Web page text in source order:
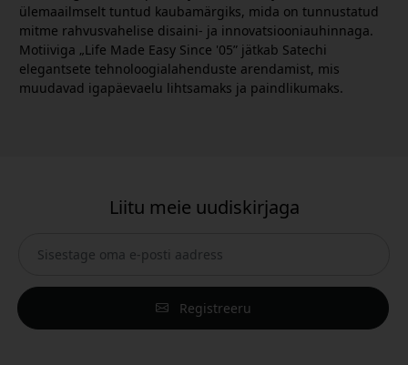
ülemaailmselt tuntud kaubamärgiks, mida on tunnustatud
mitme rahvusvahelise disaini- ja innovatsiooniauhinnaga.
Motiiviga „Life Made Easy Since '05” jätkab Satechi
elegantsete tehnoloogialahenduste arendamist, mis
muudavad igapäevaelu lihtsamaks ja paindlikumaks.
Liitu meie uudiskirjaga
Registreeru